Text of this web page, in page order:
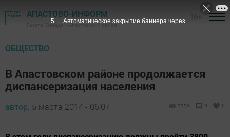
АПАСТОВО-ИНФОРМ
Газета "Звезда" - Апастовский район
ОБЩЕСТВО
В Апастовском районе продолжается
диспансеризация населения
автор, 5 марта 2014 - 06:07 1113 0 0
5 Автоматическое закрытие баннера через